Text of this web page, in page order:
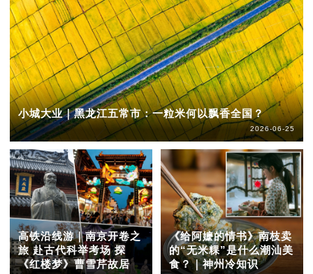
小城大业｜黑龙江五常市：一粒米何以飘香全国？
2026-06-25
高铁沿线游｜南京开卷之
旅 赴古代科举考场 探
《红楼梦》曹雪芹故居
《给阿嬷的情书》南枝卖
的“无米粿”是什么潮汕美
食？｜神州冷知识